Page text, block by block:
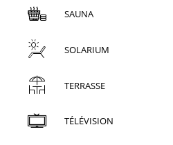
SAUNA
SOLARIUM
TERRASSE
TÉLÉVISION